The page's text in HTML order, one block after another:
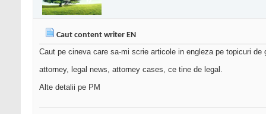
Caut content writer EN
Caut pe cineva care sa-mi scrie articole in engleza pe topicuri de
attorney, legal news, attorney cases, ce tine de legal.
Alte detalii pe PM